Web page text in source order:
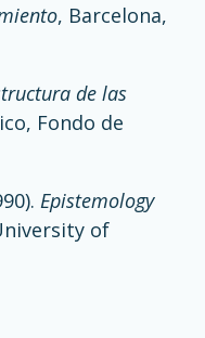
, Barcelona,
de las
Fondo de
Epistemology
of